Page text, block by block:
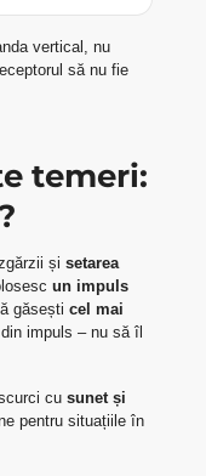
vertical, nu
să nu fie
temeri:
și setarea
un impuls
găsești cel mai
impuls – nu să îl
cu sunet și
pentru situațiile în